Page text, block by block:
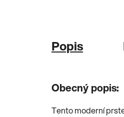
Popis
Obecný popis:
Tento moderní